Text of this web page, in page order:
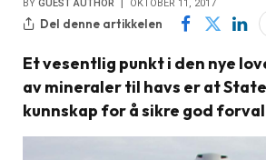
BY GUEST AUTHOR OKTOBER 11, 2017
Del denne artikkelen
Et vesentlig punkt i den nye
av mineraler til havs er at
kunnskap for å sikre god